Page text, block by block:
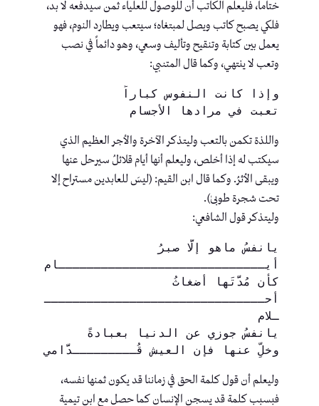
ختاماً، فليعلم الكاتب أن للوصول للعلياء ثمن سيدفعه لا بد،
فلكي يصبح كاتب ويصل لمبتغاه؛ سيتعب ويطارد النوم، فهو
يعمل بين كتابة وتنقيح وتأليف وسعي، وهو دائماً في نصب
وتعب لا ينتهي، وكما قال المتنبي:
وإذا كانت النفوس كباراً
تعبت في مرادها الأجسام
واللذة تكمن بالتعب وليتذكر الآخرة والأجر العظيم الذي
سيكتب له إذا أخلص، وليعلم أنها أيام قلائلُ سيرحل عنها
ويبقى الأثرُ. وكما قال ابن القيم: (ليسَ للعابدين مستراح إلا
تحت شجرة طوبىٰ).
وليتذكر قول الشافعي:
أيـــــــــــــــــــــــــــــام
أحـــــــــــــــــــــــــــــــ
ـلام
يانفسُ جوزي عن الدنيا بعبادةً
وخلِّ عنها فإن العيش قُـــــــــدَّامي
وليعلم أن قول كلمة الحق في زماننا قد يكون ثمنها نفسه،
فبسبب كلمة قد يسجن الإنسان كما حصل مع ابن تيمية